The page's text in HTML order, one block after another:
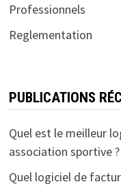
Professionnels
Reglementation
PUBLICATIONS
Quel est le meilleur
association sportive ?
Quel logiciel de